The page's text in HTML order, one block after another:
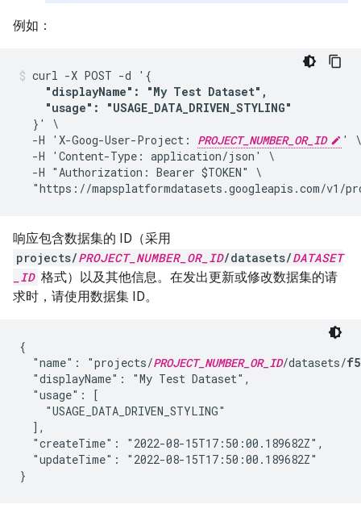
例如：
curl -X POST -d '{
"displayName": "My Test Dataset",
    "usage": "USAGE_DATA_DRIVEN_STYLING"
  }' \
  -H 'X-Goog-User-Project:
PROJECT_NUMBER_OR_ID
' \
  -H 'Content-Type: application/json' \
  -H "Authorization: Bearer $TOKEN" \
"https://mapsplatformdatasets.googleapis.com/v1/
响应包含数据集的 ID（采用
projects/PROJECT_NUMBER_OR_ID/datasets/DATASET
_ID 格式）以及其他信息。在发出更新或修改数据集的请
求时，请使用数据集 ID。
{
  "name": "projects/
PROJECT_NUMBER_OR_ID/datasets/
  "displayName": "My Test Dataset",
  "usage": [
    "USAGE_DATA_DRIVEN_STYLING"
  ],
  "createTime": "2022-08-15T17:50:00.189682Z",
  "updateTime": "2022-08-15T17:50:00.189682Z"